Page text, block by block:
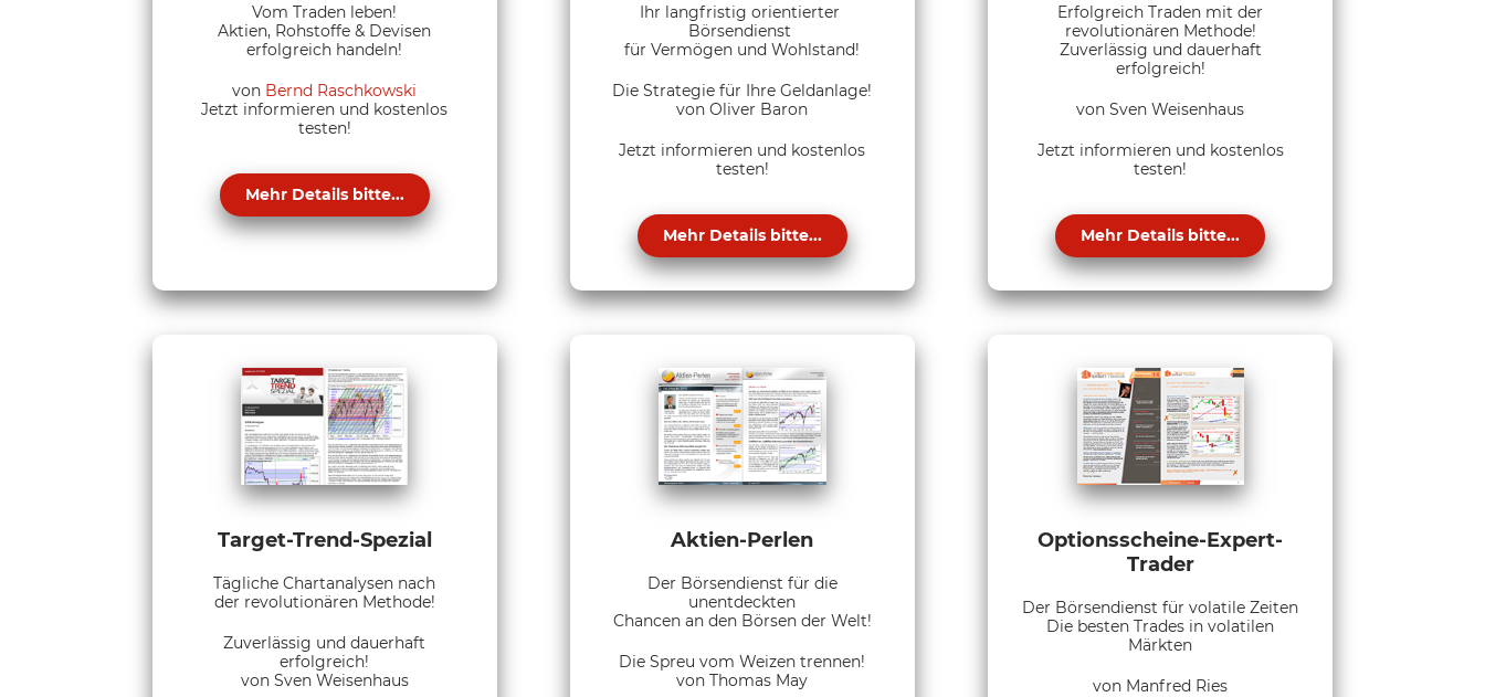
Vom Traden leben!
Aktien, Rohstoffe & Devisen
erfolgreich handeln!
von Bernd Raschkowski
Jetzt informieren und kostenlos
testen!
Mehr Details bitte...
Ihr langfristig orientierter
Börsendienst
für Vermögen und Wohlstand!
Die Strategie für Ihre Geldanlage!
von Oliver Baron
Jetzt informieren und kostenlos
testen!
Mehr Details bitte...
Erfolgreich Traden mit der
revolutionären Methode!
Zuverlässig und dauerhaft
erfolgreich!
von Sven Weisenhaus
Jetzt informieren und kostenlos
testen!
Mehr Details bitte...
Target-Trend-Spezial
Tägliche Chartanalysen nach
der revolutionären Methode!
Zuverlässig und dauerhaft
erfolgreich!
von Sven Weisenhaus
Aktien-Perlen
Der Börsendienst für die
unentdeckten
Chancen an den Börsen der Welt!
Die Spreu vom Weizen trennen!
von Thomas May
Optionsscheine-Expert-
Trader
Der Börsendienst für volatile Zeiten
Die besten Trades in volatilen
Märkten
von Manfred Ries